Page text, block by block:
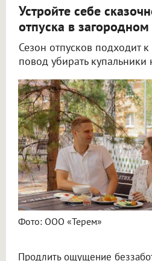
Устройте себе
отпуска в загородном
Сезон отпусков подходит
повод убирать
Фото: ООО «Терем»
Продлить ощущение